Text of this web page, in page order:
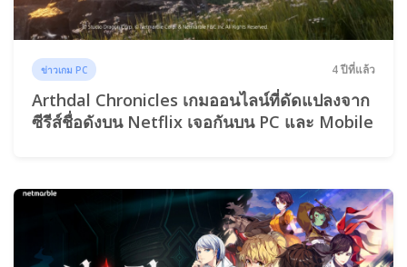
ข่าวเกม PC 4 ปีที่แล้ว
Arthdal Chronicles เกมออนไลน์ที่ดัดแปลงจาก
ซีรีส์ชื่อดังบน Netflix เจอกันบน PC และ Mobile